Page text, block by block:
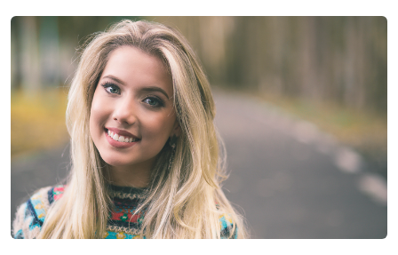
CPA
Biblioteca
Editora
Rádio
Museu